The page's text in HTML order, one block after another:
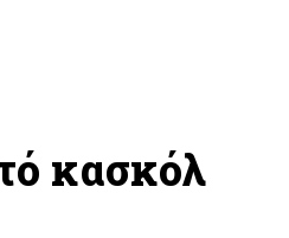
κασκόλ